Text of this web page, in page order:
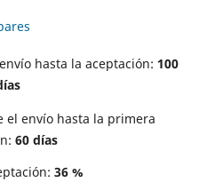
hasta la aceptación: 100
el envío hasta la primera
60 días
36 %